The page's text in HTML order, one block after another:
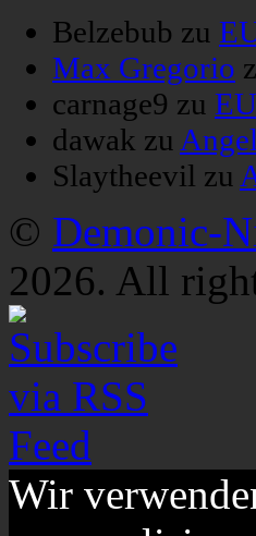
Belzebub zu
Max Gregorio
carnage9 zu
dawak zu
Slaytheevil zu
© Demonic-
2026. All
Wir